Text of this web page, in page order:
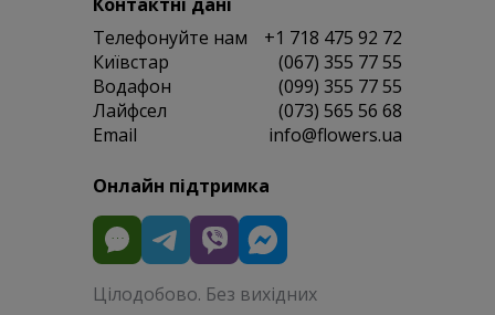
Телефонуйте нам
+1 718 475 92 72
Київстар
(067) 355 77 55
Водафон
(099) 355 77 55
Лайфсел
(073) 565 56 68
Email
info@flowers.ua
Онлайн підтримка
Цілодобово. Без вихідних